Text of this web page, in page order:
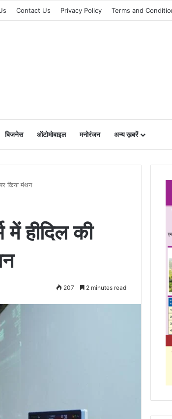
Contact Us Privacy Policy Terms and
बिजनेस ऑटोमोबाइल मनोरंजन अन्य ख़बरें
किया मंथन
में हीदिल की
207 2 minutes read